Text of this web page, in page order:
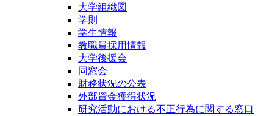
大学組織図
学則
学生情報
教職員採用情報
大学後援会
同窓会
財務状況の公表
外部資金獲得状況
研究活動における不正行為に関する窓口